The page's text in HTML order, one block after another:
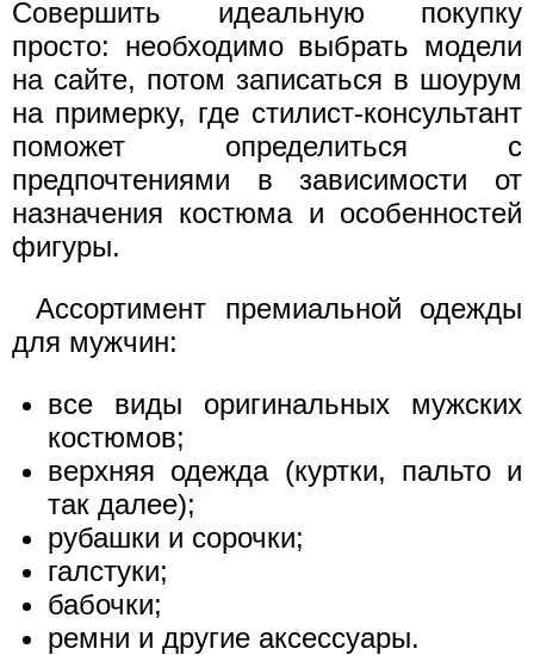
Совершить идеальную покупку
просто: необходимо выбрать модели
на сайте, потом записаться в шоурум
на примерку, где стилист-консультант
поможет определиться с
предпочтениями в зависимости от
назначения костюма и особенностей
фигуры.
Ассортимент премиальной одежды
для мужчин:
все виды оригинальных мужских
костюмов;
верхняя одежда (куртки, пальто и
так далее);
рубашки и сорочки;
галстуки;
бабочки;
ремни и другие аксессуары.